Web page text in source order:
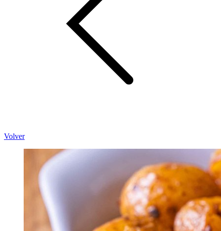
Volver